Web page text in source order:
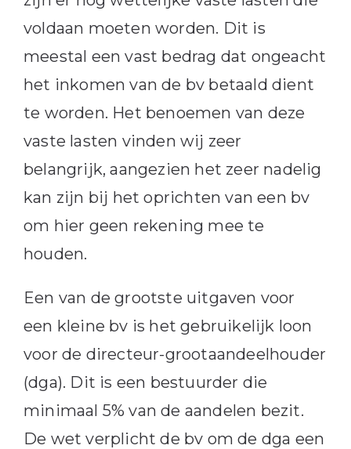
voldaan moeten worden. Dit is
meestal een vast bedrag dat ongeacht
het inkomen van de bv betaald dient
te worden. Het benoemen van deze
vaste lasten vinden wij zeer
belangrijk, aangezien het zeer nadelig
kan zijn bij het oprichten van een bv
om hier geen rekening mee te
houden.
Een van de grootste uitgaven voor
een kleine bv is het gebruikelijk loon
voor de directeur-grootaandeelhouder
(dga). Dit is een bestuurder die
minimaal 5% van de aandelen bezit.
De wet verplicht de bv om de dga een